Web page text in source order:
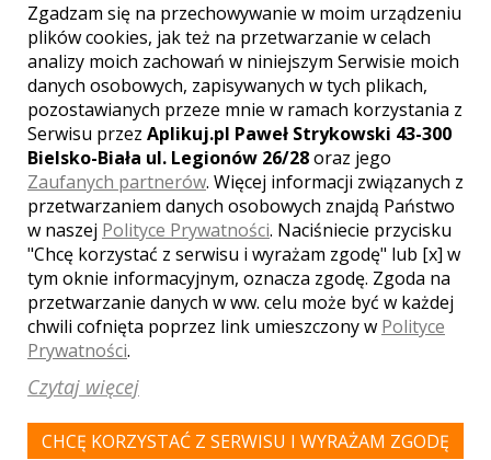
Bistro & Sala bankietowa KASTEL
Oświęcim
Oferujemy usługi gastronomiczne w przystępnych cenach a
nasze produkty, to wyłącznie dobry smak i wysoka jakość
proponowanej potraw regionalnych polskiej kuchni. Spełniamy
też specjalne życzenia klientów, odnośnie przygotowania na ich
parking
kuchnia
klimatyzacja
150
Zgadzam się na przechowywanie w moim urządzeniu
plików cookies, jak też na przetwarzanie w celach
analizy moich zachowań w niniejszym Serwisie moich
danych osobowych, zapisywanych w tych plikach,
pozostawianych przeze mnie w ramach korzystania z
Serwisu przez Aplikuj.pl Paweł Strykowski 43-300
Bielsko-Biała ul. Legionów 26/28oraz jego
Zaufanych partnerów. Więcej informacji związanych z
przetwarzaniem danych osobowych znajdą Państwo
w naszej Polityce Prywatności. Naciśniecie przycisku
"Chcę korzystać z serwisu i wyrażam zgodę" lub [x] w
tym oknie informacyjnym, oznacza zgodę. Zgoda na
przetwarzanie danych w ww. celu może być w każdej
chwili cofnięta poprzez link umieszczony w Polityce
Prywatności.
Czytaj więcej
CHCĘ KORZYSTAĆ Z SERWISU I WYRAŻAM ZGODĘ